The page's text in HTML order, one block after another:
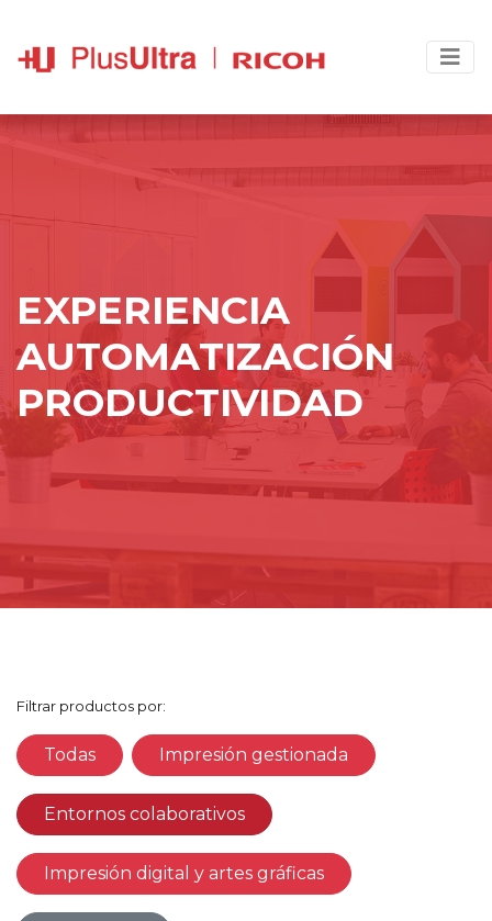
EXPERIENCIA
AUTOMATIZACIÓN
PRODUCTIVIDAD
Filtrar productos por:
Todas Impresión gestionada
Entornos colaborativos
Impresión digital y artes gráficas